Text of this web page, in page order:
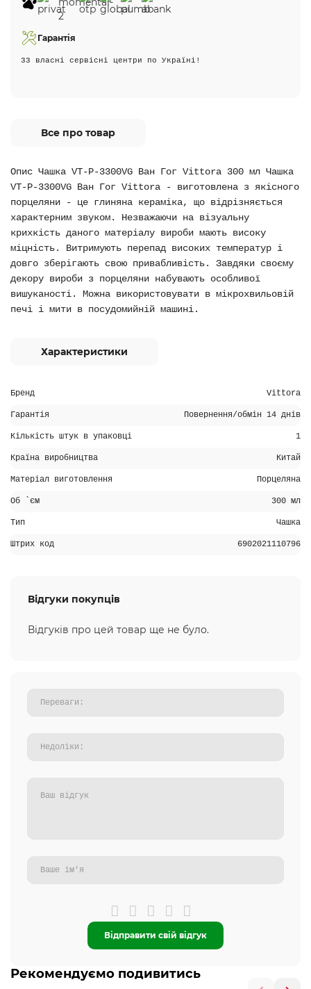
Гарантія
33 власні сервісні центри по Україні!
Все про товар
Опис Чашка VT-P-3300VG Ван Гог Vittora 300 мл Чашка
VT-P-3300VG Ван Гог Vittora - виготовлена з якісного
порцеляни - це глиняна кераміка, що відрізняється
характерним звуком. Незважаючи на візуальну
крихкість даного матеріалу вироби мають високу
міцність. Витримують перепад високих температур і
довго зберігають свою привабливість. Завдяки своєму
декору вироби з порцеляни набувають особливої
вишуканості. Можна використовувати в мікрохвильовій
печі і мити в посудомийній машині.
Характеристики
Бренд Vittora
Гарантія Повернення/обмін 14 днів
Кількість штук в упаковці 1
Країна виробництва Китай
Матеріал виготовлення Порцеляна
Об `єм 300 мл
Тип Чашка
Штрих код 6902021110796
Відгуки покупців
Відгуків про цей товар ще не було.
Відправити свій відгук
Рекомендуємо подивитись